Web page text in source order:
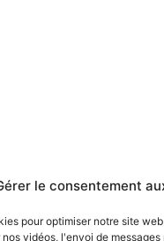
le consentement
pour optimiser notre site
vidéos, l'envoi de